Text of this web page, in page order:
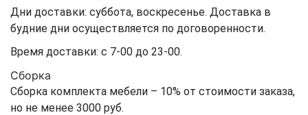
Дни доставки: суббота, воскресенье. Доставка в
будние дни осуществляется по договоренности.
Время доставки: с 7-00 до 23-00.
Сборка
Сборка комплекта мебели – 10% от стоимости заказа,
но не менее 3000 руб.